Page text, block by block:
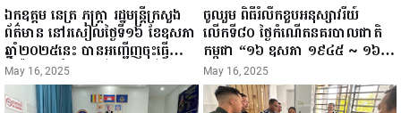
ឯកឧត្តម នេត្រ ភក្ត្រា រដ្ឋមន្ត្រីក្រសួង
ព័ត៌មាន នៅរសៀលថ្ងៃទី១៦ ខែឧសភា
ឆ្នាំ២០២៥នេះ បានអញ្ជើញចុះធ្វើ
ជំរឿនថ្នាក់ដឹកនាំមន្ត្រីរាជការស៉ីវិល នៃ
ក្រសួងព័ត៌មាន...
May 16, 2025
ចូលរួម ពិធីរំលឹកខួបអនុស្សាវរីយ៍
លើកទី៨០ ថ្ងៃកំណើតនគរបាលជាតិ
កម្ពុជា “១៦ ឧសភា ១៩៤៥ ~ ១៦
ឧសភា ២០២៥”...
May 16, 2025